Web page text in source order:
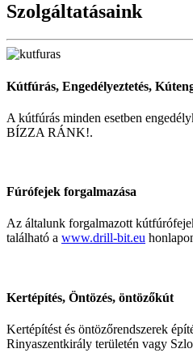
Szolgáltatásaink
Kútfúrás, Engedélyeztetés,
A kútfúrás minden esetben
BÍZZA RÁNK!.
Fúrófejek forgalmazása
Az általunk forgalmazott
található a www.drill-bit.eu
Kertépítés, Öntözés, öntözőkút
Kertépítést és öntözőrendszerek
Rinyaszentkirály területén vagy